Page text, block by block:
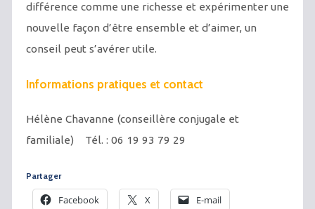
différence comme une richesse et expérimenter une
nouvelle façon d’être ensemble et d’aimer, un
conseil peut s’avérer utile.
Informations pratiques et contact
Hélène Chavanne (conseillère conjugale et
familiale) Tél. : 06 19 93 79 29
Partager
Facebook X E-mail